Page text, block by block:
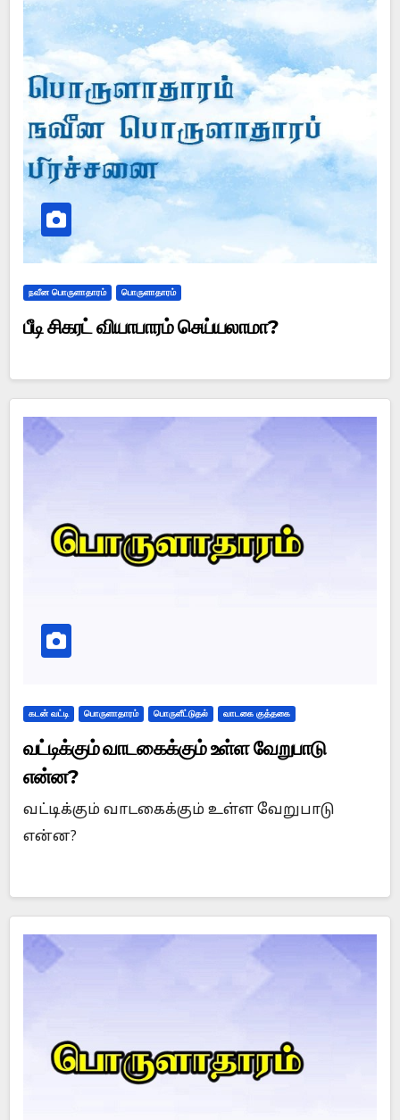
நவீன பொருளாதாரம் பொருளாதாரம்
பீடி சிகரட் வியாபாரம் செய்யலாமா?
கடன் வட்டி பொருளாதாரம் பொருளீட்டுதல் வாடகை குத்தகை
வட்டிக்கும் வாடகைக்கும் உள்ள வேறுபாடு
என்ன?
வட்டிக்கும் வாடகைக்கும் உள்ள வேறுபாடு
என்ன?